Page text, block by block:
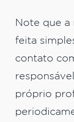
Note que a
feita
contato
próprio